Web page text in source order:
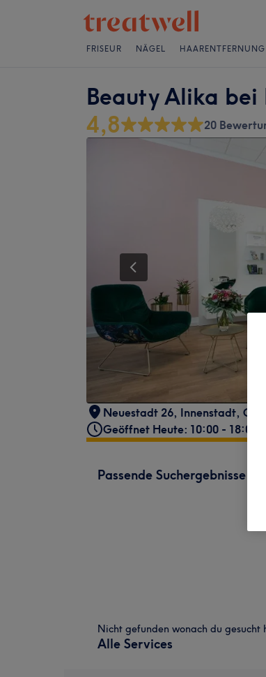
FRISEUR NÄGEL HAARENTFERNUNG
Beauty Alika
4,8 20
Neuestadt 26, Innenstadt,
Geöffnet Heute: 10:00 - 18:00
Passende Suchergebnisse
Nicht gefunden wonach du gesucht
Alle Services